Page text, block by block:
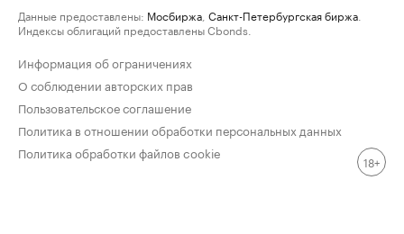
Данные предоставлены: Мосбиржа Санкт-Петербургская биржа
Индексы облигаций предоставлены Cbonds.
Информация об ограничениях
О соблюдении авторских прав
Пользовательское соглашение
Политика в отношении обработки персональных данных
Политика обработки файлов cookie
18+